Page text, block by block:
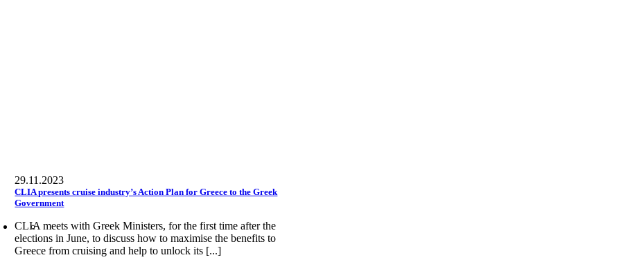
29.11.2023
CLIA presents cruise industry’s Action Plan for Greece to the Greek
Government
CLIA meets with Greek Ministers, for the first time after the
elections in June, to discuss how to maximise the benefits to
Greece from cruising and help to unlock its [...]